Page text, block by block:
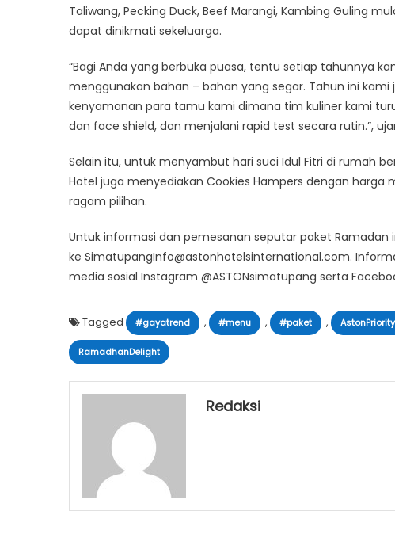
Taliwang, Pecking Duck, Beef Marangi, Kambing Guling
dapat dinikmati sekeluarga.
“Bagi Anda yang berbuka puasa, tentu setiap tahunnya
menggunakan bahan – bahan yang segar. Tahun ini
kenyamanan para tamu kami dimana tim kuliner kami
dan face shield, dan menjalani rapid test secara rutin.”,
Selain itu, untuk menyambut hari suci Idul Fitri di rumah
Hotel juga menyediakan Cookies Hampers dengan harga
ragam pilihan.
Untuk informasi dan pemesanan seputar paket
ke SimatupangInfo@astonhotelsinternational.com.
media sosial Instagram @ASTONsimatupang serta
Tagged #gayatrend , #menu , #paket ,
RamadhanDelight
Redaksi